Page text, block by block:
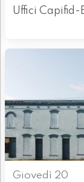
Uffici Capifid-
Giovedì 20